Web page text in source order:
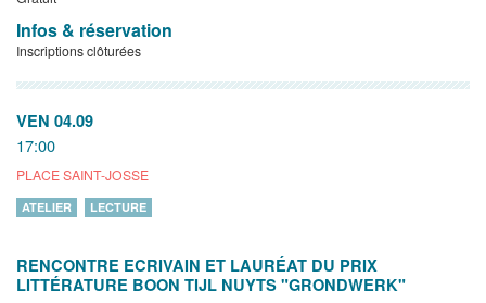
Infos & réservation
Inscriptions clôturées
VEN 04.09
17:00
PLACE SAINT-JOSSE
ATELIER LECTURE
RENCONTRE ECRIVAIN ET LAURÉAT DU PRIX
LITTÉRATURE BOON TIJL NUYTS "GRONDWERK"